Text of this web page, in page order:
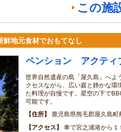
この施
鮮地元食材でおもてなし
ペンション アクティ
世界自然遺産の島「屋久島」へよ
クセスながら、広い庭と静かな環
た料理が自慢です。星空の下で
可能です。
住所
鹿児島県熊毛郡屋久島
アクセス
車で宮之浦港から